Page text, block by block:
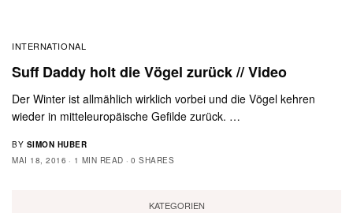
INTERNATIONAL
Suff Daddy holt die Vögel zurück // Video
Der Winter ist allmählich wirklich vorbei und die Vögel kehren
wieder in mitteleuropäische Gefilde zurück. …
BY SIMON HUBER
MAI 18, 2016
1 MIN READ 0 SHARES
KATEGORIEN